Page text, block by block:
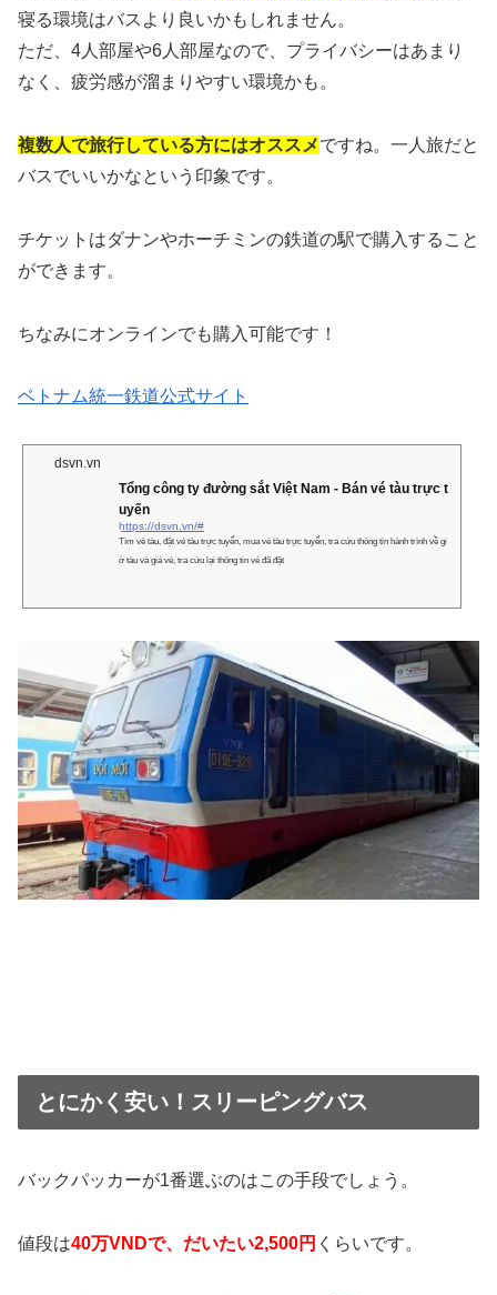
寝る環境はバスより良いかもしれません。
ただ、4人部屋や6人部屋なので、プライバシーはあまり
なく、疲労感が溜まりやすい環境かも。
複数人で旅行している方にはオススメですね。一人旅だと
バスでいいかなという印象です。
チケットはダナンやホーチミンの鉄道の駅で購入すること
ができます。
ちなみにオンラインでも購入可能です！
ベトナム統一鉄道公式サイト
dsvn.vn
Tổng công ty đường sắt Việt Nam - Bán vé tàu trực t
uyến
https://dsvn.vn/#
Tìm vé tàu, đặt vé tàu trực tuyến, mua vé tàu trực tuyến, tra cứu thông tin hành trình về gi
ờ tàu và giá vé, tra cứu lại thông tin vé đã đặt
とにかく安い！スリーピングバス
バックパッカーが1番選ぶのはこの手段でしょう。
値段は40万VNDで、だいたい2,500円 くらいです。